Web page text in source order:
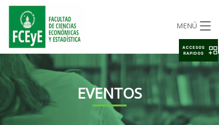
MENÚ
EVENTOS
ACCESOS
RAPIDOS